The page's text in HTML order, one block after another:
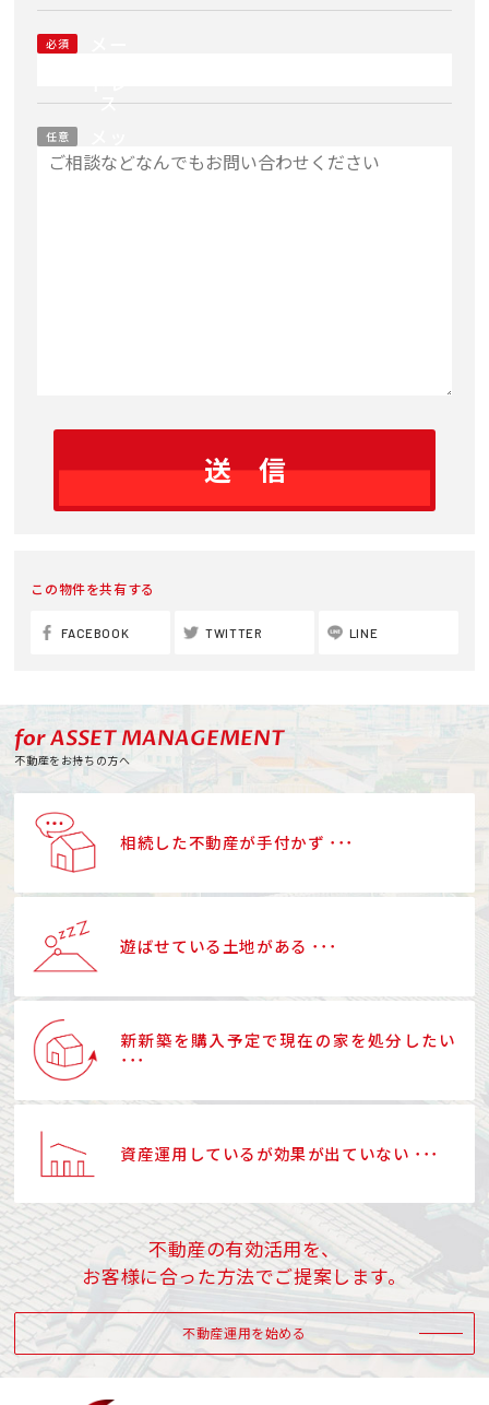
必須
ス
任意
セー
ジ
この物件を共有する
FACEBOOK TWITTER LINE
for ASSET MANAGEMENT
不動産をお持ちの方へ
相続した不動産が手付かず ･･･
遊ばせている土地がある ･･･
新新築を購入予定で現在の家を処分したい
･･･
資産運用しているが効果が出ていない ･･･
不動産の有効活用を、
お客様に合った方法でご提案します。
不動産運用を始める